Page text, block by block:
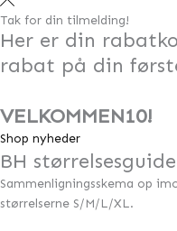
Tak for din tilmelding!
Her er din
rabat på din
VELKOMMEN10!
Shop nyheder
BH størrelsesguide
Sammenligningsskema op
størrelserne S/M/L/XL.